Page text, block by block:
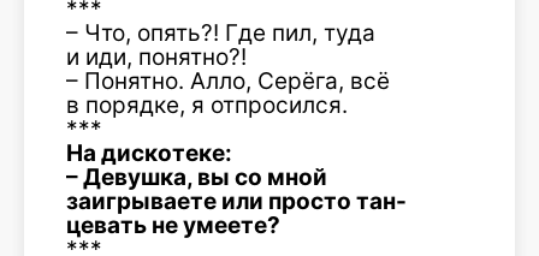
***
– Что, опять?! Где пил, туда
и иди, понятно?!
– Понятно. Алло, Серёга, всё
в порядке, я отпросился.
***
На дискотеке:
– Девушка, вы со мной
заигрываете или просто тан-
цевать не умеете?
***